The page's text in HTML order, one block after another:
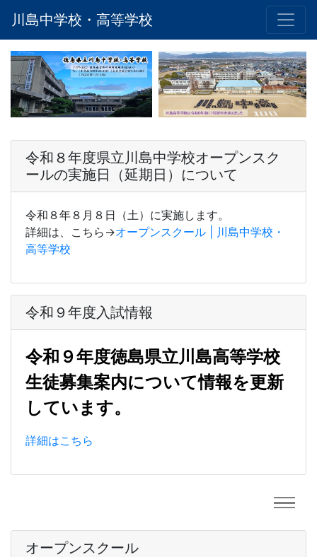
川島中学校・高等学校
令和８年度県立川島中学校オープンスク
ールの実施日（延期日）について
令和８年８月８日（土）に実施します。
詳細は、こちら→オープンスクール | 川島中学校・
高等学校
令和９年度入試情報
令和９年度徳島県立川島高等学校
生徒募集案内について情報を更新
しています。
詳細はこちら
オープンスクール